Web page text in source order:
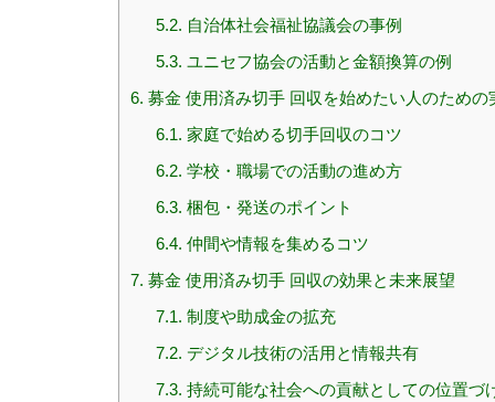
5.2. 自治体社会福祉協議会の事例
5.3. ユニセフ協会の活動と金額換算の例
6. 募金 使用済み切手 回収を始めたい人のための
6.1. 家庭で始める切手回収のコツ
6.2. 学校・職場での活動の進め方
6.3. 梱包・発送のポイント
6.4. 仲間や情報を集めるコツ
7. 募金 使用済み切手 回収の効果と未来展望
7.1. 制度や助成金の拡充
7.2. デジタル技術の活用と情報共有
7.3. 持続可能な社会への貢献としての位置づ